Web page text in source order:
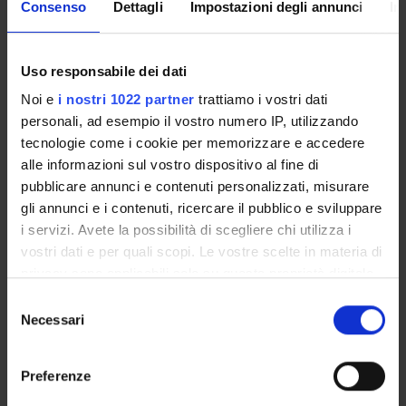
Consenso Dettagli Impostazioni degli annunci
Uso responsabile dei dati
Noi e i nostri 1022 partner trattiamo i vostri dati
personali, ad esempio il vostro numero IP, utilizzando
tecnologie come i cookie per memorizzare e accedere
alle informazioni sul vostro dispositivo al fine di
pubblicare annunci e contenuti personalizzati, misurare
gli annunci e i contenuti, ricercare il pubblico e sviluppare
i servizi. Avete la possibilità di scegliere chi utilizza i
vostri dati e per quali scopi. Le vostre scelte in materia di
modificare o revocare il proprio consenso in qualsiasi
momento dalla Dichiarazione sui cookie o facendo clic
delNecessari
Preferenze
PRIMO PIANO
Lo storytelling emotivo prevale sui dati. La ricerca del
“Les Echos”.